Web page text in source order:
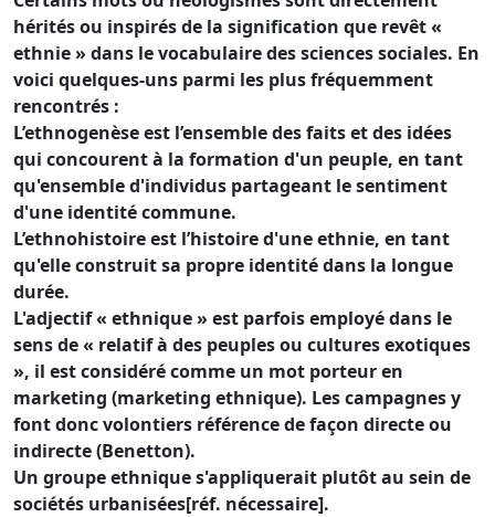
hérités ou inspirés de la signification que revêt «
ethnie » dans le vocabulaire des sciences sociales. En
voici quelques-uns parmi les plus fréquemment
rencontrés :
L’ethnogenèse est l’ensemble des faits et des idées
qui concourent à la formation d'un peuple, en tant
qu'ensemble d'individus partageant le sentiment
d'une identité commune.
L’ethnohistoire est l’histoire d'une ethnie, en tant
qu'elle construit sa propre identité dans la longue
durée.
L'adjectif « ethnique » est parfois employé dans le
sens de « relatif à des peuples ou cultures exotiques
», il est considéré comme un mot porteur en
marketing (marketing ethnique). Les campagnes y
font donc volontiers référence de façon directe ou
indirecte (Benetton).
Un groupe ethnique s'appliquerait plutôt au sein de
sociétés urbanisées[réf. nécessaire].